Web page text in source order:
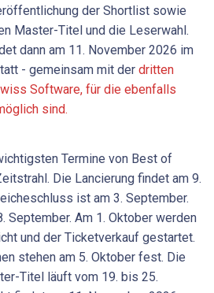
der Shortlist sowie
Master-Titel und die Leserwahl.
dann am 11. November 2026 im
- gemeinsam mit der dritten
Software, für die ebenfalls
sind.